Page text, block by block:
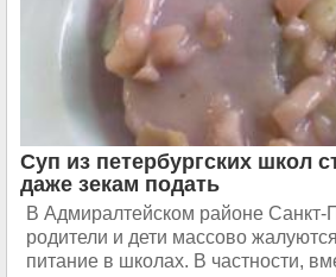
Суп из петербургских школ
даже зекам подать
В Адмиралтейском районе Санкт-
родители и дети массово
питание в школах. В частности,